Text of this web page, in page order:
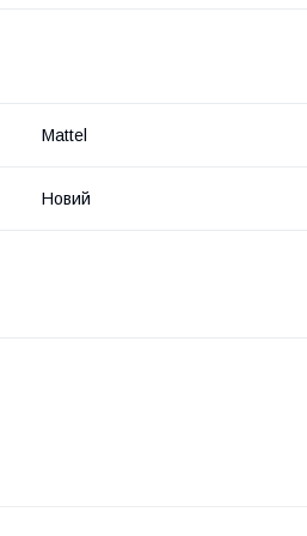
Mattel
Новий